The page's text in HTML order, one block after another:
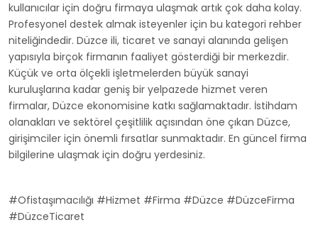
kullanıcılar için doğru firmaya ulaşmak artık çok daha kolay.
Profesyonel destek almak isteyenler için bu kategori rehber
niteliğindedir. Düzce ili, ticaret ve sanayi alanında gelişen
yapısıyla birçok firmanın faaliyet gösterdiği bir merkezdir.
Küçük ve orta ölçekli işletmelerden büyük sanayi
kuruluşlarına kadar geniş bir yelpazede hizmet veren
firmalar, Düzce ekonomisine katkı sağlamaktadır. İstihdam
olanakları ve sektörel çeşitlilik açısından öne çıkan Düzce,
girişimciler için önemli fırsatlar sunmaktadır. En güncel firma
bilgilerine ulaşmak için doğru yerdesiniz.
#Ofistaşımacılığı #Hizmet #Firma #Düzce #DüzceFirma
#DüzceTicaret